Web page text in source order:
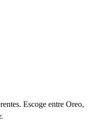
Escoge entre Oreo,